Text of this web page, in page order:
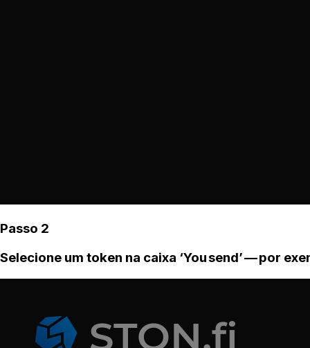
Passo 2
Selecione um token na caixa ‘You send’ — por